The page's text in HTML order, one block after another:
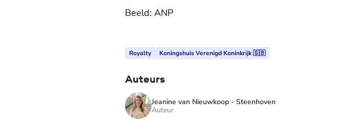
Beeld: ANP
Royalty Koningshuis Verenigd Koninkrijk 🇬🇧
Auteurs
Jeanine van Nieuwkoop - Steenhoven
Auteur